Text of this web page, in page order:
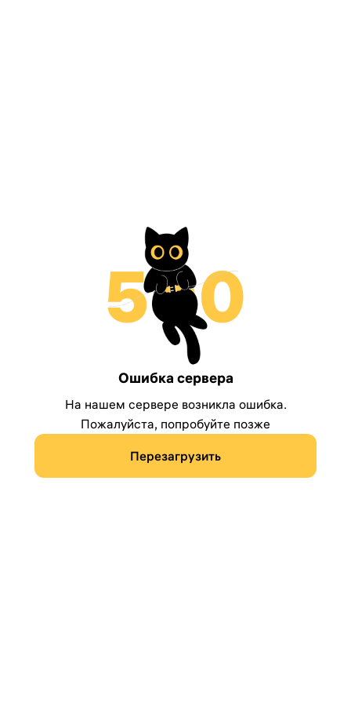
Ошибка сервера
На нашем сервере возникла ошибка.
Пожалуйста, попробуйте позже
Перезагрузить